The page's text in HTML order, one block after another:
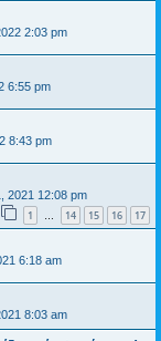
2:03 pm
6:55 pm
8:43 pm
2021 12:08 pm
1 … 14 15 16 17
6:18 am
8:03 am